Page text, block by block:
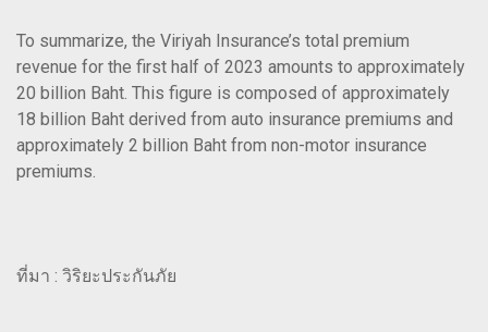
To summarize, the Viriyah Insurance’s total premium
revenue for the first half of 2023 amounts to approximately
20 billion Baht. This figure is composed of approximately
18 billion Baht derived from auto insurance premiums and
approximately 2 billion Baht from non-motor insurance
premiums.
ที่มา : วิริยะประกันภัย